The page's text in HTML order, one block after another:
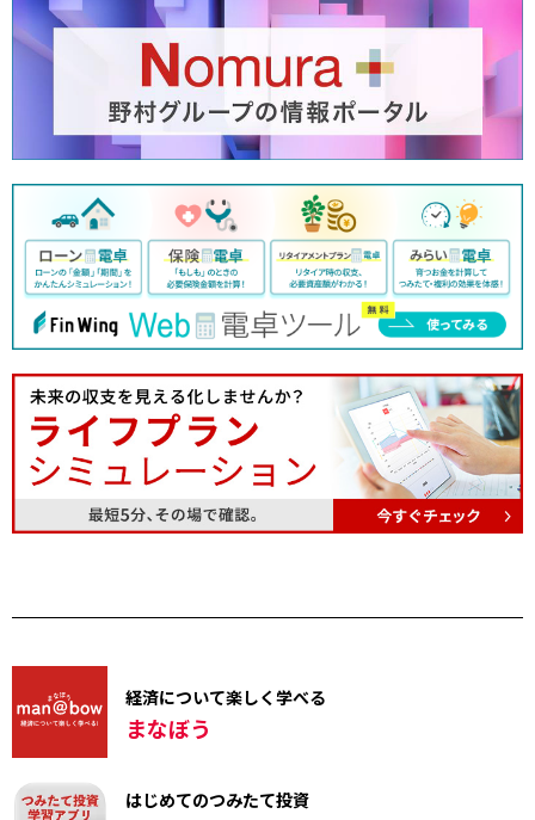
経済について楽しく学べる
まなぼう
はじめてのつみたて投資